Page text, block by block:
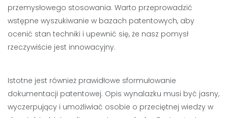
przemysłowego stosowania. Warto przeprowadzić
wstępne wyszukiwanie w bazach patentowych, aby
ocenić stan techniki i upewnić się, że nasz pomysł
rzeczywiście jest innowacyjny.
Istotne jest również prawidłowe sformułowanie
dokumentacji patentowej. Opis wynalazku musi być jasny,
wyczerpujący i umożliwiać osobie o przeciętnej wiedzy w